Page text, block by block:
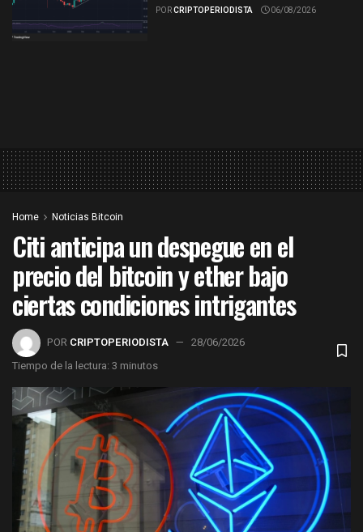
PORCRIPTOPERIODISTA 06/08/2026
Home Noticias Bitcoin
Citi anticipa un despegue en el
precio del bitcoin y ether bajo
ciertas condiciones intrigantes
POR CRIPTOPERIODISTA
28/06/2026
Tiempo de la lectura: 3 minutos